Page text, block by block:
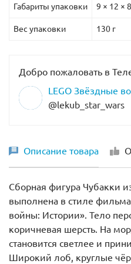
Габариты упаковки 9 × 12 ×
Вес упаковки 130 г
Добро пожаловать в
LEGO Звёздные
@lekub_star_wars
Описание товара
Сборная фигура Чубакки
выполнена в стиле
войны: Истории». Тело
коричневая шерсть. На
становится светлее и
Широкий лоб, круглые